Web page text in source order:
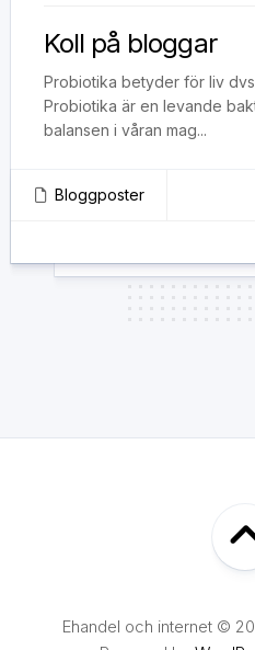
Koll på bloggar
Probiotika betyder för liv
Probiotika är en levande
balansen i våran mag...
Bloggposter
Ehandel och internet ©